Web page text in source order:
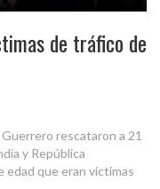
de tráfico de
rescataron a 21
y República
edad que eran víctimas